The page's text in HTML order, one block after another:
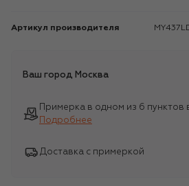
Артикул производителя
Ваш город Москва
Примерка в одном из 6 пунктов
Подробнее
Доставка с примеркой